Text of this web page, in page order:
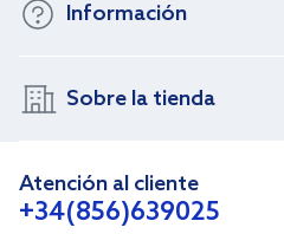
Información
Sobre la tienda
Atención al cliente
+34(856)639025